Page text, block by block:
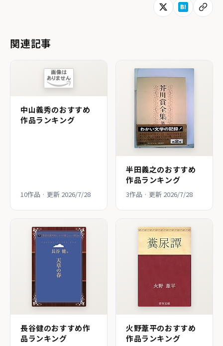
関連記事
中山義秀のおすすめ
作品ランキング
10作品 · 更新 2026/7/28
半田義之のおすすめ
作品ランキング
3作品 · 更新 2026/7/28
長谷健のおすすめ作
品ランキング
火野葦平のおすすめ
作品ランキング